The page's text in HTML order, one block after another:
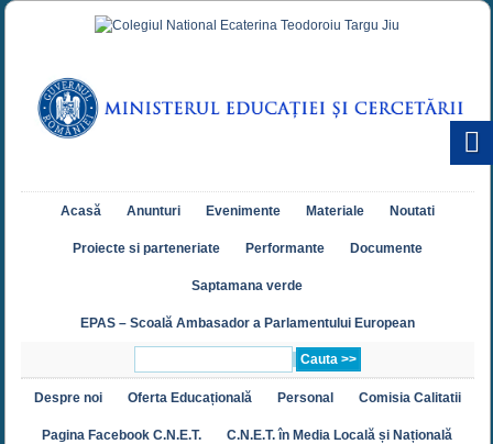
Acasă Anunturi Evenimente Materiale Noutati
Proiecte si parteneriate Performante Documente
Saptamana verde
EPAS – Scoală Ambasador a Parlamentului European
Despre noi Oferta Educațională Personal Comisia Calitatii
Pagina Facebook C.N.E.T. C.N.E.T. în Media Locală și Națională